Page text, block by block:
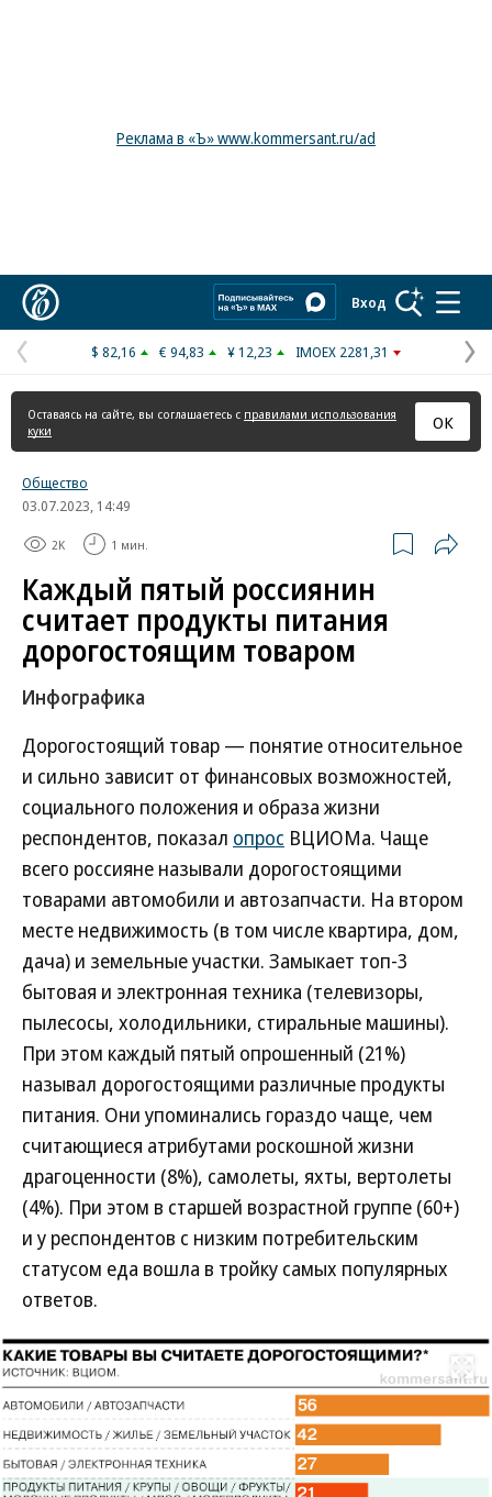
Реклама в «Ъ» www.kommersant.ru/ad
Вход
Предыдущая
страница
$ 82,16 € 94,83 ¥ 12,23 IMOEX 2281,31
Оставаясь на сайте, вы соглашаетесь с правилами использования
куки
ОК
Общество
03.07.2023, 14:49
2K 1 мин.
Каждый пятый россиянин
считает продукты питания
дорогостоящим товаром
Инфографика
Дорогостоящий товар — понятие относительное
и сильно зависит от финансовых возможностей,
социального положения и образа жизни
респондентов, показал опрос ВЦИОМа. Чаще
всего россияне называли дорогостоящими
товарами автомобили и автозапчасти. На втором
месте недвижимость (в том числе квартира, дом,
дача) и земельные участки. Замыкает топ-3
бытовая и электронная техника (телевизоры,
пылесосы, холодильники, стиральные машины).
При этом каждый пятый опрошенный (21%)
называл дорогостоящими различные продукты
питания. Они упоминались гораздо чаще, чем
считающиеся атрибутами роскошной жизни
драгоценности (8%), самолеты, яхты, вертолеты
(4%). При этом в старшей возрастной группе (60+)
и у респондентов с низким потребительским
статусом еда вошла в тройку самых популярных
ответов.
Развернуть